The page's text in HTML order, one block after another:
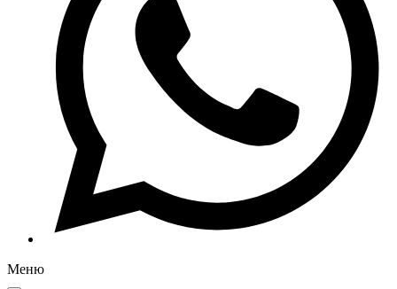
Меню